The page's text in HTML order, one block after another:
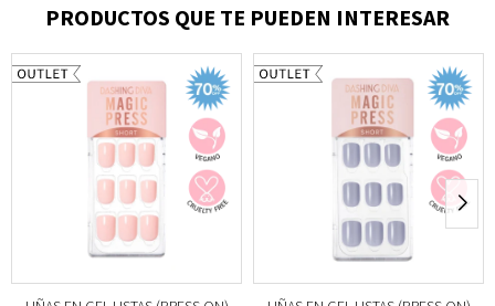
PRODUCTOS QUE TE PUEDEN INTERESAR